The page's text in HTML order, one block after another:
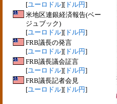
[ユーロドル][ ドル円]
米地区連銀経済報告(ベー
ジュブック)
[ユーロドル][ ドル円]
FRB議長の発言
[ユーロドル][ ドル円]
FRB議長議会証言
[ユーロドル][ ドル円]
FRB議長記者会見
[ユーロドル][ ドル円]